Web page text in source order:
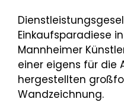
Einkaufsparadiese
Mannheimer
einer eigens für die
hergestellten
Wandzeichnung.